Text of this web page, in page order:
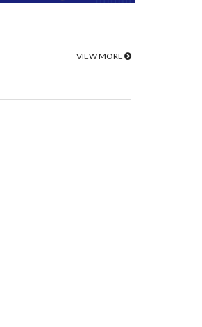
VIEW MORE